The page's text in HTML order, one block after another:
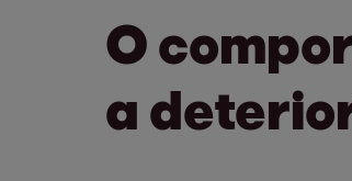
O
a